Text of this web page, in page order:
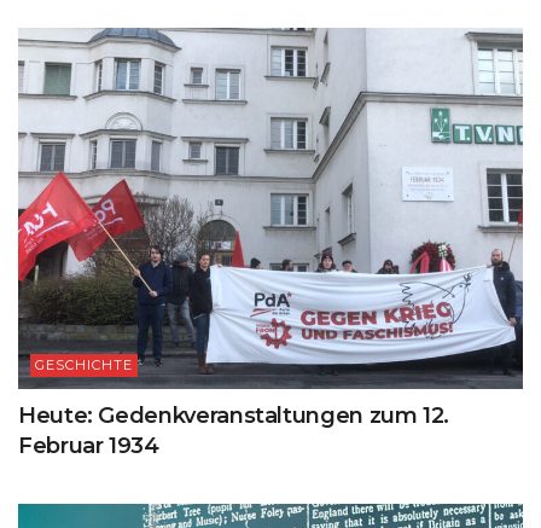
GESCHICHTE
Heute: Gedenkveranstaltungen zum 12.
Februar 1934